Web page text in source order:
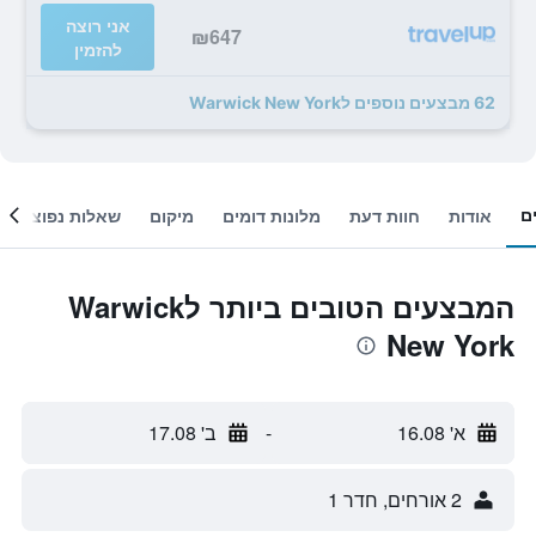
₪647
אני רוצה
להזמין
62 מבצעים נוספים לWarwick New York
אודות חוות דעת מלונות דומים מיקום שאלות נפוצות
המבצעים הטובים ביותר לWarwick
New York
א' 16.08 - ב' 17.08
2 אורחים, חדר 1